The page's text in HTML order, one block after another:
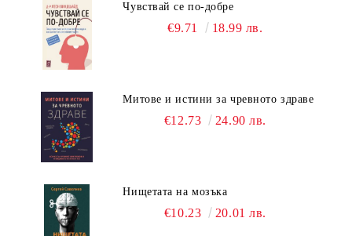
Чувствай се по-добре
€9.71 18.99 лв.
Митове и истини за чревното здраве
€12.73 24.90 лв.
Нищетата на мозъка
€10.23 20.01 лв.